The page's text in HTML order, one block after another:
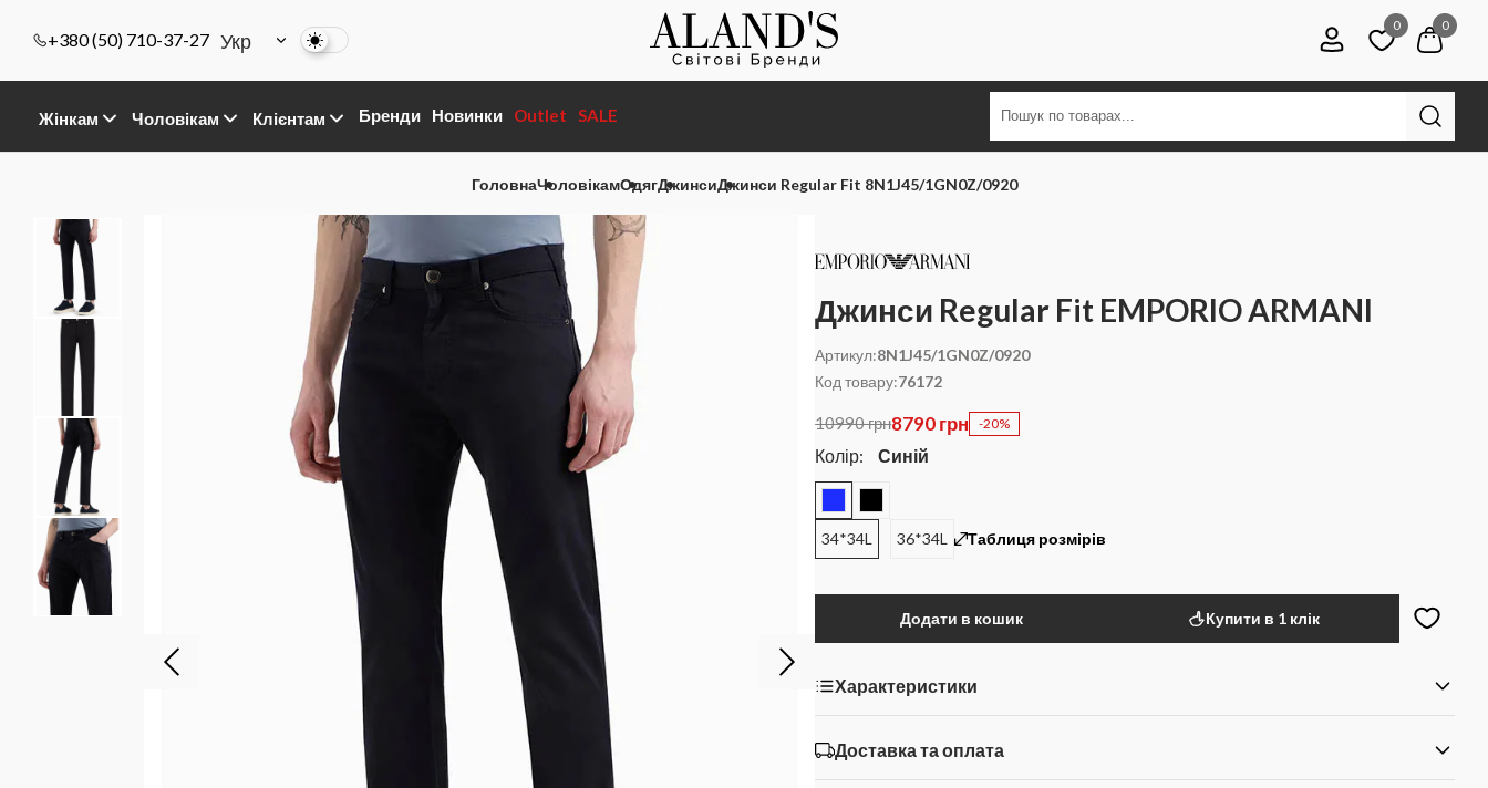
+380 (50) 710-37-27 Укр
0 0
Жінкам Чоловікам Клієнтам Бренди Новинки Outlet SALE
ГоловнаЧоловікамОдягДжинсиДжинси Regular Fit 8N1J45/1GN0Z/0920
Джинси Regular Fit EMPORIO ARMANI
Артикул:8N1J45/1GN0Z/0920
Код товару:76172
10990 грн8790 грн -20%
Колір: Синій
34*34L 36*34L Таблиця розмірів
Додати в кошик Купити в 1 клік
Характеристики
Доставка та оплата